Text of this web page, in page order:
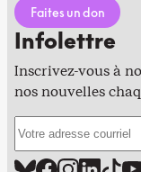
Faites un don
Infolettre
Inscrivez-vous à
nos nouvelles